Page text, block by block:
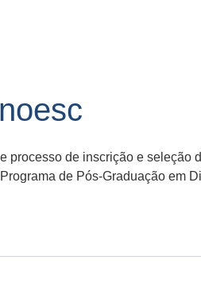
processo de inscrição e
de Pós-Graduação em